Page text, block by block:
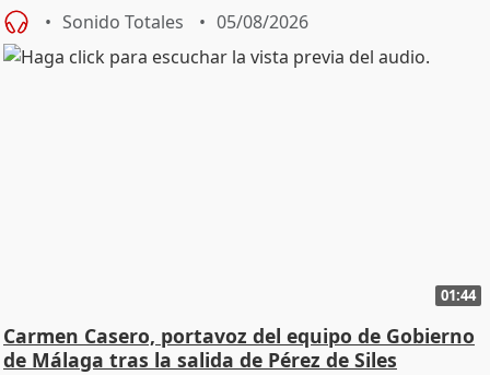
Sonido Totales 05/08/2026
01:44
Carmen Casero, portavoz del equipo de Gobierno
de Málaga tras la salida de Pérez de Siles